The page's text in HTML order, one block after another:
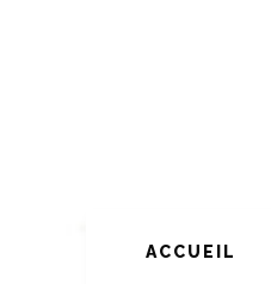
ACCUEIL